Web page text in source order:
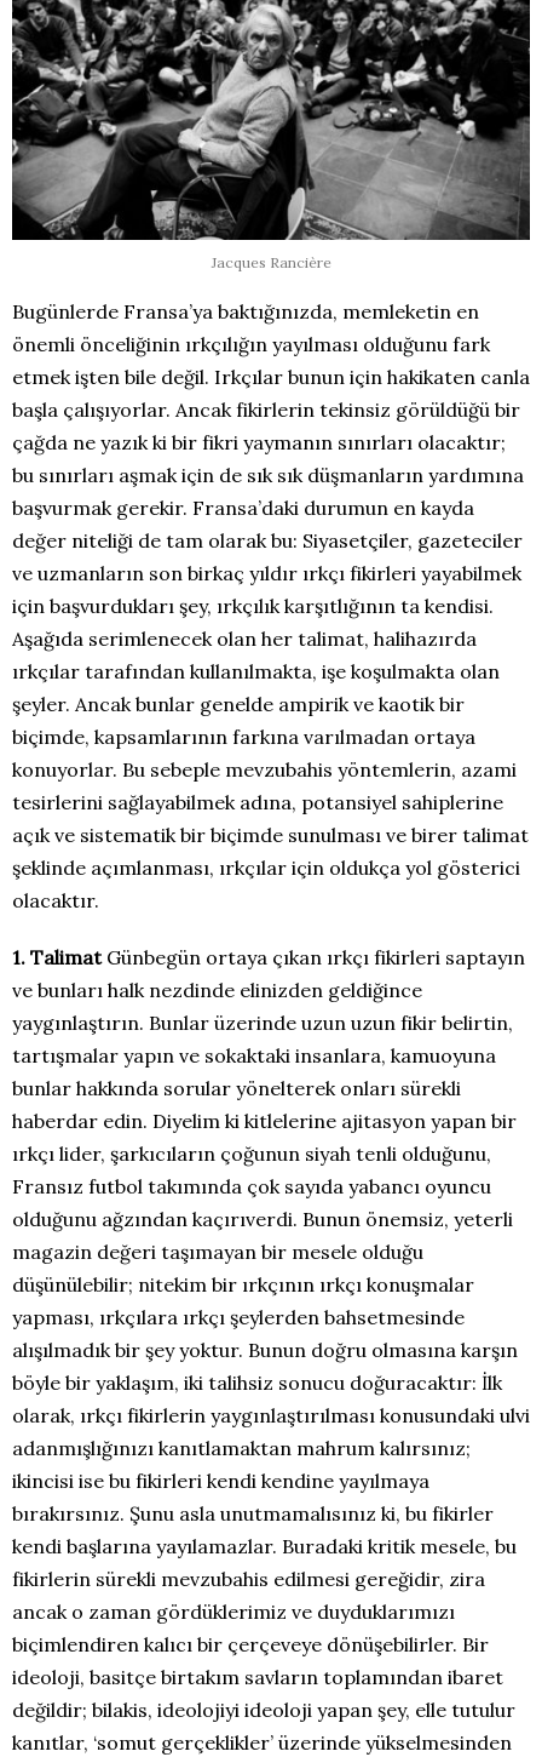
Jacques Rancière
Bugünlerde Fransa’ya baktığınızda, memleketin en
önemli önceliğinin ırkçılığın yayılması olduğunu fark
etmek işten bile değil. Irkçılar bunun için hakikaten canla
başla çalışıyorlar. Ancak fikirlerin tekinsiz görüldüğü bir
çağda ne yazık ki bir fikri yaymanın sınırları olacaktır;
bu sınırları aşmak için de sık sık düşmanların yardımına
başvurmak gerekir. Fransa’daki durumun en kayda
değer niteliği de tam olarak bu: Siyasetçiler, gazeteciler
ve uzmanların son birkaç yıldır ırkçı fikirleri yayabilmek
için başvurdukları şey, ırkçılık karşıtlığının ta kendisi.
Aşağıda serimlenecek olan her talimat, halihazırda
ırkçılar tarafından kullanılmakta, işe koşulmakta olan
şeyler. Ancak bunlar genelde ampirik ve kaotik bir
biçimde, kapsamlarının farkına varılmadan ortaya
konuyorlar. Bu sebeple mevzubahis yöntemlerin, azami
tesirlerini sağlayabilmek adına, potansiyel sahiplerine
açık ve sistematik bir biçimde sunulması ve birer talimat
şeklinde açımlanması, ırkçılar için oldukça yol gösterici
olacaktır.
1. Talimat Günbegün ortaya çıkan ırkçı fikirleri saptayın
ve bunları halk nezdinde elinizden geldiğince
yaygınlaştırın. Bunlar üzerinde uzun uzun fikir belirtin,
tartışmalar yapın ve sokaktaki insanlara, kamuoyuna
bunlar hakkında sorular yönelterek onları sürekli
haberdar edin. Diyelim ki kitlelerine ajitasyon yapan bir
ırkçı lider, şarkıcıların çoğunun siyah tenli olduğunu,
Fransız futbol takımında çok sayıda yabancı oyuncu
olduğunu ağzından kaçırıverdi. Bunun önemsiz, yeterli
magazin değeri taşımayan bir mesele olduğu
düşünülebilir; nitekim bir ırkçının ırkçı konuşmalar
yapması, ırkçılara ırkçı şeylerden bahsetmesinde
alışılmadık bir şey yoktur. Bunun doğru olmasına karşın
böyle bir yaklaşım, iki talihsiz sonucu doğuracaktır: İlk
olarak, ırkçı fikirlerin yaygınlaştırılması konusundaki ulvi
adanmışlığınızı kanıtlamaktan mahrum kalırsınız;
ikincisi ise bu fikirleri kendi kendine yayılmaya
bırakırsınız. Şunu asla unutmamalısınız ki, bu fikirler
kendi başlarına yayılamazlar. Buradaki kritik mesele, bu
fikirlerin sürekli mevzubahis edilmesi gereğidir, zira
ancak o zaman gördüklerimiz ve duyduklarımızı
biçimlendiren kalıcı bir çerçeveye dönüşebilirler. Bir
ideoloji, basitçe birtakım savların toplamından ibaret
değildir; bilakis, ideolojiyi ideoloji yapan şey, elle tutulur
kanıtlar, ‘somut gerçeklikler’ üzerinde yükselmesinden